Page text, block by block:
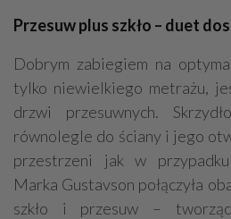
Przesuw plus szkło – duet
Dobrym zabiegiem na
tylko niewielkiego metrażu,
drzwi przesuwnych.
równolegle do ściany i jego
przestrzeni jak w
Marka Gustavson połączyła
szkło i przesuw –